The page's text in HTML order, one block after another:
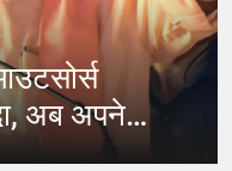
अब अपने